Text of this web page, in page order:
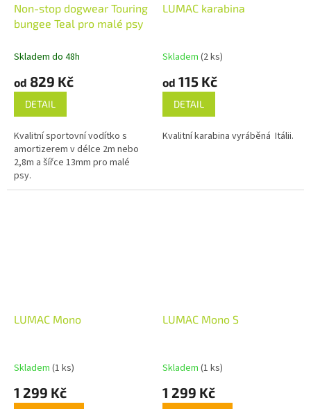
Non-stop dogwear Touring
bungee Teal pro malé psy
Skladem do 48h
od 829 Kč
DETAIL
Kvalitní sportovní vodítko s
amortizerem v délce 2m nebo
2,8m a šířce 13mm pro malé
psy.
LUMAC karabina
Skladem (2 ks)
od 115 Kč
DETAIL
Kvalitní karabina vyráběná Itálii.
LUMAC Mono
Skladem (1 ks)
1 299 Kč
LUMAC Mono S
Skladem (1 ks)
1 299 Kč